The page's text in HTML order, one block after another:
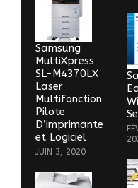
Samsung
MultiXpress
SL-M4370LX
Laser
Multifonction
Pilote
D’imprimante
et Logiciel
JUIN 3, 2020